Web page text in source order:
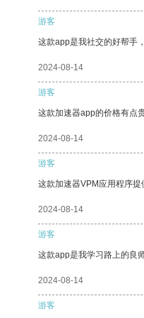
游客
这款app是我社交的好帮手
2024-08-14
游客
这款加速器app的价格有点
2024-08-14
游客
这款加速器VPM应用程序提
2024-08-14
游客
这款app是我学习路上的良
2024-08-14
游客